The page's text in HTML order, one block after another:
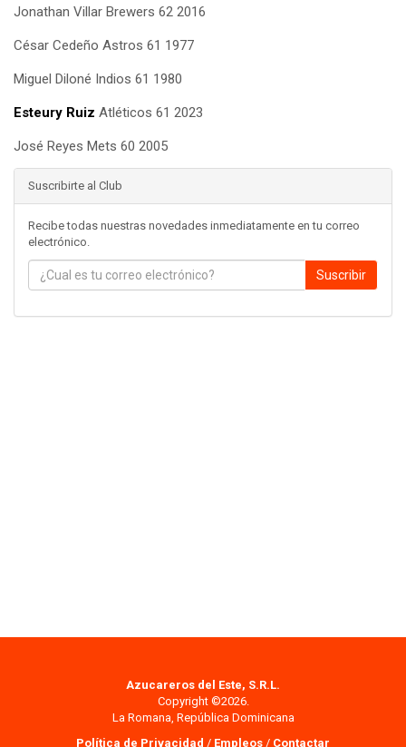
Jonathan Villar Brewers 62 2016
César Cedeño Astros 61 1977
Miguel Diloné Indios 61 1980
Esteury Ruiz Atléticos 61 2023
José Reyes Mets 60 2005
Suscribirte al Club
Recibe todas nuestras novedades inmediatamente en tu correo
electrónico.
Suscribir
Azucareros del Este, S.R.L.
Copyright ©2026.
La Romana, República Dominicana
Política de Privacidad / Empleos / Contactar